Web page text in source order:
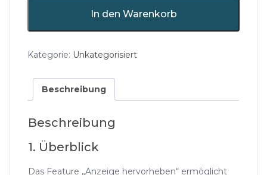
Menge
In den Warenkorb
Kategorie: Unkategorisiert
Beschreibung
Beschreibung
1. Überblick
Das Feature „Anzeige hervorheben“ ermöglicht